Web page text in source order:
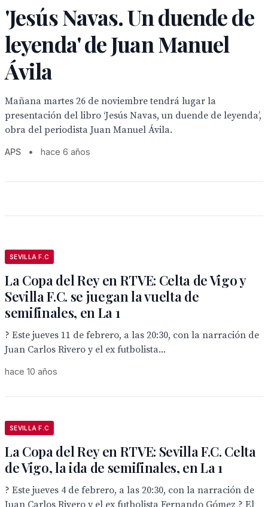
'Jesús Navas. Un duende de
leyenda' de Juan Manuel
Ávila
Mañana martes 26 de noviembre tendrá lugar la
presentación del libro ‘Jesús Navas, un duende de leyenda’,
obra del periodista Juan Manuel Ávila.
APS • hace 6 años
SEVILLA F.C
La Copa del Rey en RTVE: Celta de Vigo y
Sevilla F.C. se juegan la vuelta de
semifinales, en La 1
? Este jueves 11 de febrero, a las 20:30, con la narración de
Juan Carlos Rivero y el ex futbolista...
hace 10 años
SEVILLA F.C
La Copa del Rey en RTVE: Sevilla F.C. Celta
de Vigo, la ida de semifinales, en La 1
? Este jueves 4 de febrero, a las 20:30, con la narración de
Juan Carlos Rivero y el ex futbolista Fernando Gómez ? El